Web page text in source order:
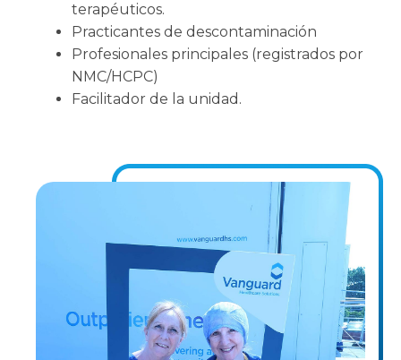
terapéuticos.
Practicantes de descontaminación
Profesionales principales (registrados por
NMC/HCPC)
Facilitador de la unidad.